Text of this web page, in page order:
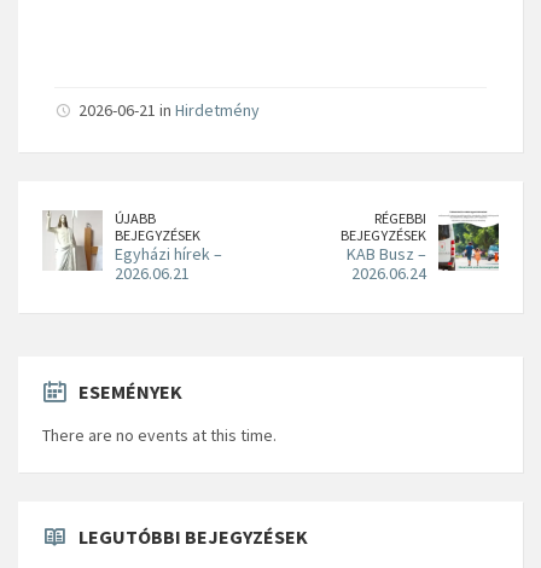
2026-06-21 in Hirdetmény
ÚJABB
BEJEGYZÉSEK
Egyházi hírek –
2026.06.21
RÉGEBBI
BEJEGYZÉSEK
KAB Busz –
2026.06.24
ESEMÉNYEK
There are no events at this time.
LEGUTÓBBI BEJEGYZÉSEK